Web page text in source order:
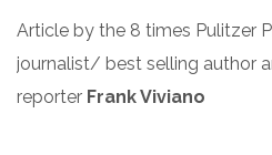
Article by the 8 times Pulitzer
journalist/ best selling author
reporter Frank Viviano